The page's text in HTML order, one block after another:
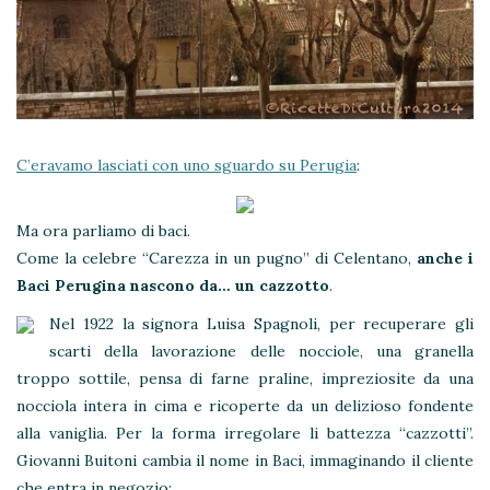
C’eravamo lasciati con uno sguardo su Perugia:
Ma ora parliamo di baci.
Come la celebre “Carezza in un pugno” di Celentano, anche i
Baci Perugina nascono da… un cazzotto.
Nel 1922 la signora Luisa Spagnoli, per recuperare gli
scarti della lavorazione delle nocciole, una granella
troppo sottile, pensa di farne praline, impreziosite da una
nocciola intera in cima e ricoperte da un delizioso fondente
alla vaniglia. Per la forma irregolare li battezza “cazzotti”.
Giovanni Buitoni cambia il nome in Baci, immaginando il cliente